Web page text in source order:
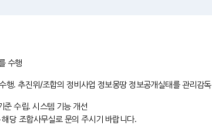
수행
행. 추진위/조합의 정비사업 정보몽땅 정보공개실태를 관리감독
준 수립. 시스템 기능 개선
당 조합사무실로 문의 주시기 바랍니다.